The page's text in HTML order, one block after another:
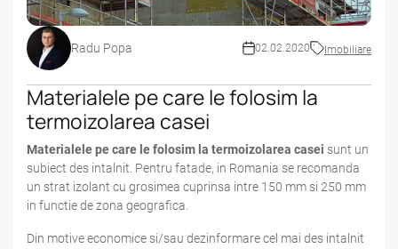
Radu Popa 02.02.2020 Imobiliare
Materialele pe care le folosim la
termoizolarea casei
Materialele pe care le folosim la termoizolarea casei sunt un
subiect des intalnit. Pentru fatade, in Romania se recomanda
un strat izolant cu grosimea cuprinsa intre 150 mm si 250 mm
in functie de zona geografica.
Din motive economice si/sau dezinformare cel mai des intalnit